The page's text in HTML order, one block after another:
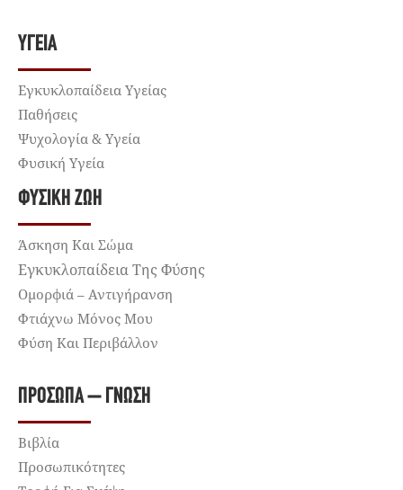
ΥΓΕΊΑ
Εγκυκλοπαίδεια Υγείας
Παθήσεις
Ψυχολογία & Υγεία
Φυσική Υγεία
ΦΥΣΙΚΉ ΖΩΉ
Άσκηση Και Σώμα
Εγκυκλοπαίδεια Της Φύσης
Ομορφιά – Αντιγήρανση
Φτιάχνω Μόνος Μου
Φύση Και Περιβάλλον
ΠΡΌΣΩΠΑ – ΓΝΏΣΗ
Βιβλία
Προσωπικότητες